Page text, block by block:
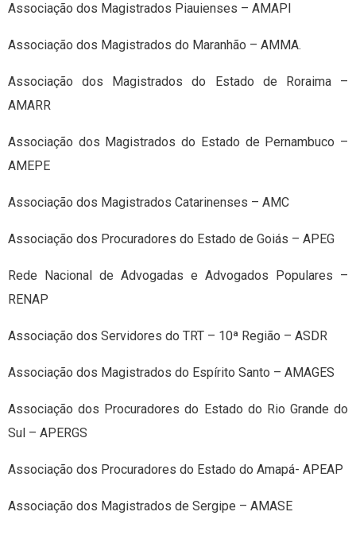
Associação dos Magistrados Piauienses – AMAPI
Associação dos Magistrados do Maranhão – AMMA.
Associação dos Magistrados do Estado de Roraima –
AMARR
Associação dos Magistrados do Estado de Pernambuco –
AMEPE
Associação dos Magistrados Catarinenses – AMC
Associação dos Procuradores do Estado de Goiás – APEG
Rede Nacional de Advogadas e Advogados Populares –
RENAP
Associação dos Servidores do TRT – 10ª Região – ASDR
Associação dos Magistrados do Espírito Santo – AMAGES
Associação dos Procuradores do Estado do Rio Grande do
Sul – APERGS
Associação dos Procuradores do Estado do Amapá- APEAP
Associação dos Magistrados de Sergipe – AMASE